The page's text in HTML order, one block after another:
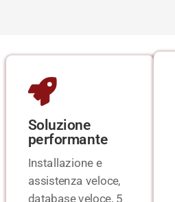
Soluzione
performante
Installazione e
assistenza veloce,
database veloce, 5